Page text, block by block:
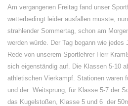
Am vergangenen Freitag fand unser
wetterbedingt leider ausfallen musste,
strahlender Sommertag, schon am
werden würde. Der Tag begann wie
Rede von unserem Sportlehrer Herr
sich eigenständig auf. Die Klassen 5-10
athletischen Vierkampf. Stationen waren
und der Weitsprung, für Klasse 5-7 der
das Kugelstoßen, Klasse 5 und 6 der